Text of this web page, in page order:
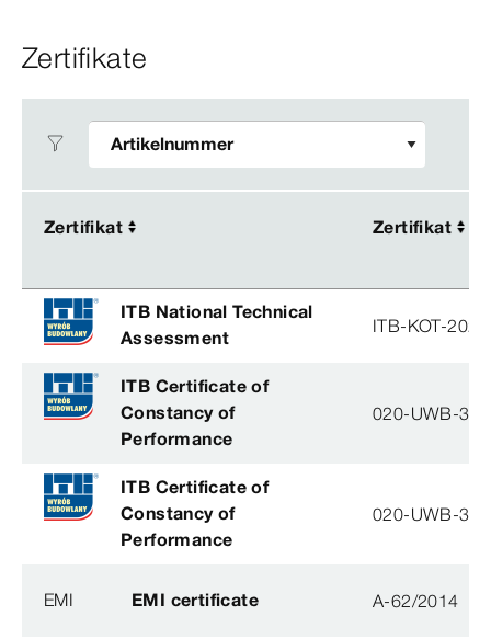
Zertifikate
Zertifikat Zertifikat
Zertifikat Zertifikat
ITB National Technical
Assessment
ITB-KOT-
ITB Certificate of
Constancy of
Performance
020-UWB-
ITB Certificate of
Constancy of
Performance
020-UWB-
EMI EMI certificate A-62/2014